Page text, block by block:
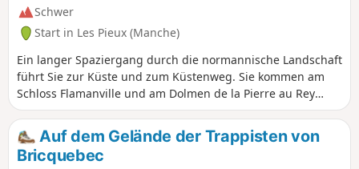
Schwer
Start in Les Pieux (Manche)
Ein langer Spaziergang durch die normannische Landschaft
führt Sie zur Küste und zum Küstenweg. Sie kommen am
Schloss Flamanville und am Dolmen de la Pierre au Rey
vorbei, der das Cap de Flamanville und die Strände der
Anse de Sciotot überragt. Auf dem Gipfel der Roche à
Coucou haben Sie einen schönen Blick über die gesamte
Bucht.
Auf dem Gelände der Trappisten von
Bricquebec